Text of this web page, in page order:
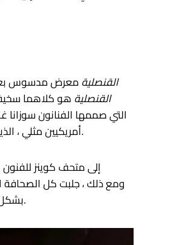
4N القنصليةمعرض مدسوس
4N القنصليةهو كلاهما
أمريكيين مثلي ، الذين “لا يختبرون عادة عملية مرهقة ومتعددة الحصول على تأشيرات السفر أو زيارة القنصليات الأجنبية” ، لمواجهة الطبيعة التحكمية لنظام الهجرة.
بشكل صريح الحدود والإمبريالية ، مرددًا التواريخ التخريبية لصناعة المطبوعات والنشر الراديكالي. لتصفح هنا هو عبور حدود الجغرافيا والهوية والشكل.